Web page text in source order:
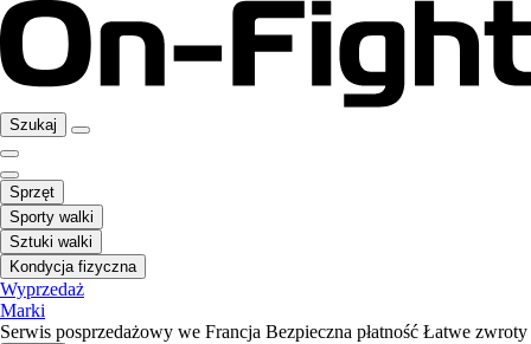
Szukaj
Sprzęt
Sporty walki
Sztuki walki
Kondycja fizyczna
Wyprzedaż
Marki
Serwis posprzedażowy we Francja Bezpieczna płatność Łatwe zwroty